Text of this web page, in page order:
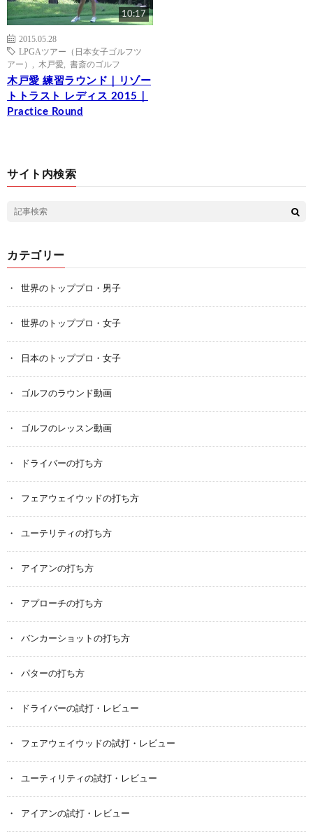
10:17
2015.05.28
LPGAツアー（日本女子ゴルフツ
アー）
木戸愛 書斎のゴルフ
木戸愛 練習ラウンド｜リゾー
トトラスト レディス 2015｜
Practice Round
サイト内検索
カテゴリー
世界のトッププロ・男子
世界のトッププロ・女子
日本のトッププロ・女子
ゴルフのラウンド動画
ゴルフのレッスン動画
ドライバーの打ち方
フェアウェイウッドの打ち方
ユーテリティの打ち方
アイアンの打ち方
アプローチの打ち方
バンカーショットの打ち方
パターの打ち方
ドライバーの試打・レビュー
フェアウェイウッドの試打・レビュー
ユーティリティの試打・レビュー
アイアンの試打・レビュー